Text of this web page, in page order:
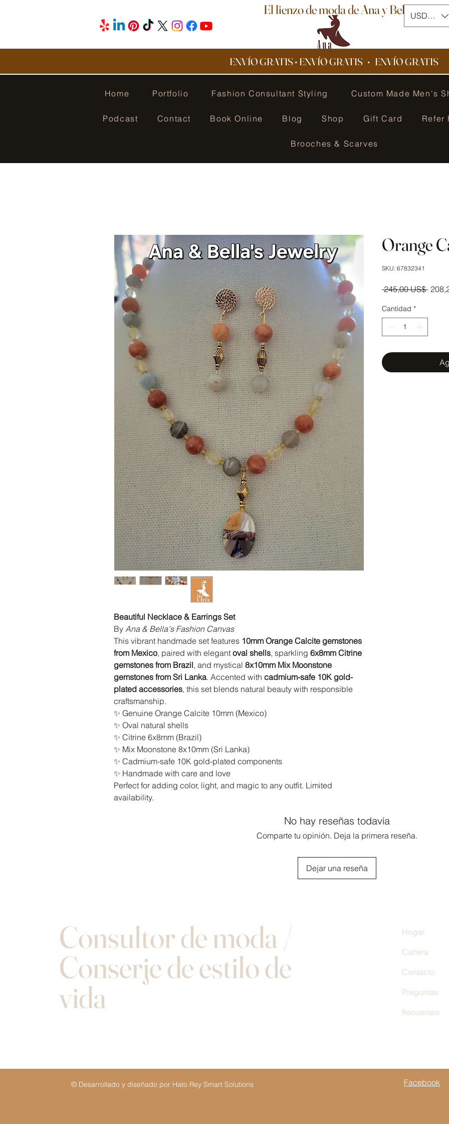
El lienzo de moda de Ana y BellaUSD ($)
ENVÍO GRATIS • ENVÍO GRATIS • ENVÍO GRATIS
Home Portfolio Fashion Consultant Styling Custom Made Men's
Podcast Contact Book Online Blog Shop Gift Card Refer
Brooches & Scarves
Beautiful Necklace & Earrings Set
By Ana & Bella's Fashion Canvas
This vibrant handmade set features 10mm Orange Calcite gemstones
from Mexico, paired with elegant oval shells, sparkling 6x8mm Citrine
gemstones from Brazil, and mystical 8x10mm Mix Moonstone
gemstones from Sri Lanka. Accented with cadmium-safe 10K gold-
plated accessories, this set blends natural beauty with responsible
craftsmanship.
✨ Genuine Orange Calcite 10mm (Mexico)
✨ Oval natural shells
✨ Citrine 6x8mm (Brazil)
✨ Mix Moonstone 8x10mm (Sri Lanka)
✨ Cadmium-safe 10K gold-plated components
✨ Handmade with care and love
Perfect for adding color, light, and magic to any outfit. Limited
availability.
Orange
SKU: 67832341
245,00 US$
Cantidad *
No hay reseñas todavía
Comparte tu opinión. Deja la primera reseña.
Dejar una reseña
Consultor de moda /
Conserje de estilo de
vida
Hogar
Cartera
Contacto
Preguntas
frecuentes
© Desarrollado y diseñado por Hato Rey Smart Solutions Facebook